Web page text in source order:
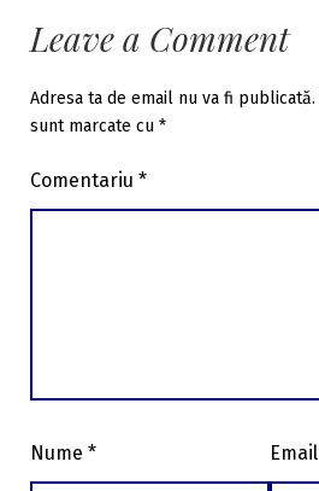
Leave a Comment
Adresa ta de email nu va fi publicată.
sunt marcate cu *
Comentariu *
Nume * Email